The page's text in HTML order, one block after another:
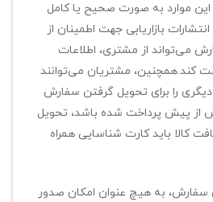
موارد به صورت صحیح یا کامل
بازاریابی جهت اطمینان از
از مشتری، اطلاعات
کند.همچنین، مشتریان می‌توانند
را برای تحویل گرفتن سفارش
از پیش پرداخت شده باشد، تحویل
کالا باید کارت شناسایی همراه
به هیچ عنوان امکان صدور